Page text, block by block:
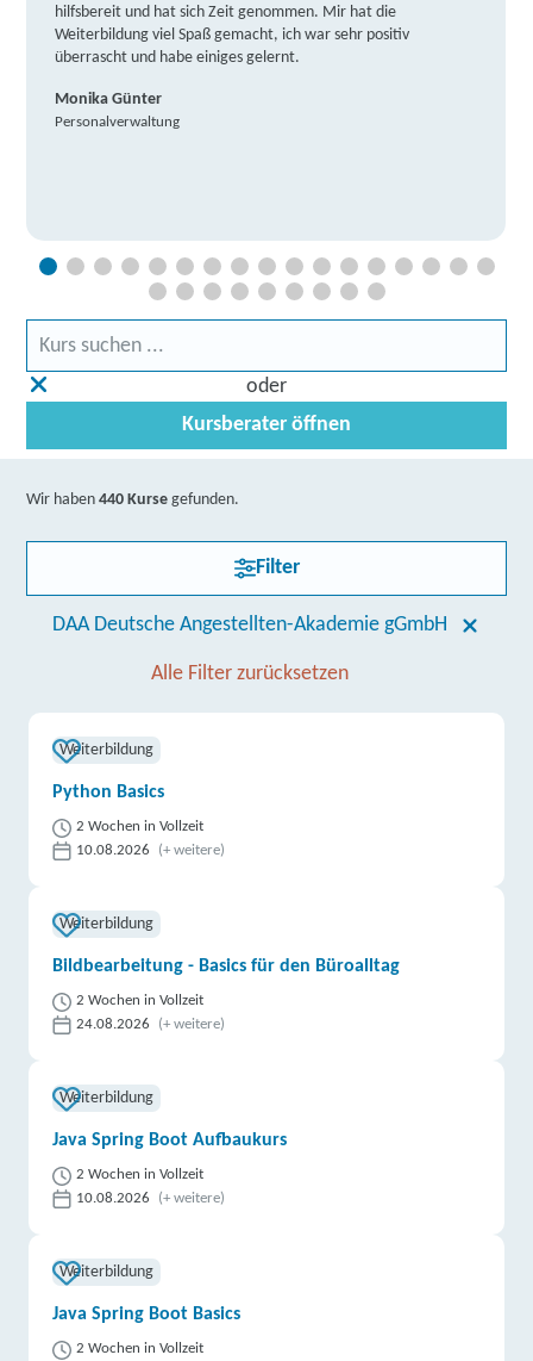
hilfsbereit und hat sich Zeit genommen. Mir hat die
Weiterbildung viel Spaß gemacht, ich war sehr positiv
überrascht und habe einiges gelernt.
Monika Günter
Personalverwaltung
oder
Kursberater öffnen
Wir haben440 Kurse gefunden.
Filter
DAA Deutsche Angestellten-Akademie gGmbH
Alle Filter zurücksetzen
Weiterbildung
Python Basics
2 Wochen in Vollzeit
10.08.2026
(+ weitere)
Weiterbildung
Bildbearbeitung - Basics für den Büroalltag
2 Wochen in Vollzeit
24.08.2026
(+ weitere)
Weiterbildung
Java Spring Boot Aufbaukurs
2 Wochen in Vollzeit
10.08.2026
(+ weitere)
Weiterbildung
Java Spring Boot Basics
2 Wochen in Vollzeit